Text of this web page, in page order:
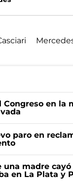
en la
paro en
una madre
en La Plata y